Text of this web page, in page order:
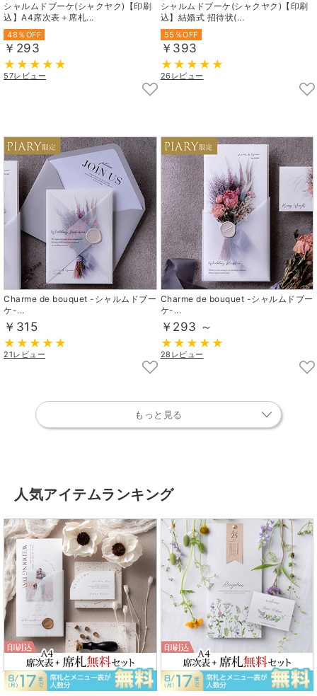
シャルムドブーケ(シャクヤク)【印刷
込】A4席次表＋席札...
48％OFF
￥293
57レビュー
シャルムドブーケ(シャクヤク)【印刷
込】結婚式 招待状(...
55％OFF
￥393
26レビュー
Charme de bouquet -シャルムドブー
ケ-...
￥315
21レビュー
Charme de bouquet -シャルムドブー
ケ-...
￥293 ～
28レビュー
もっと見る
人気アイテムランキング